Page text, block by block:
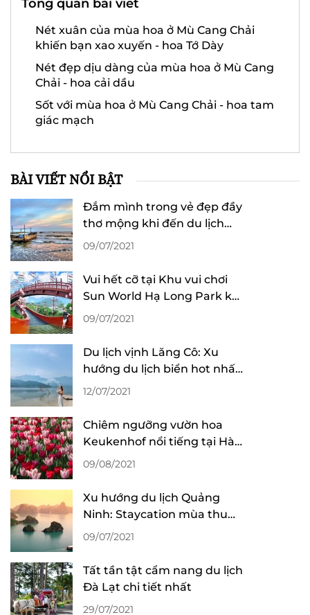
Tổng quan bài viết
Nét xuân của mùa hoa ở Mù Cang Chải
khiến bạn xao xuyến - hoa Tớ Dày
Nét đẹp dịu dàng của mùa hoa ở Mù Cang
Chải - hoa cải dầu
Sốt với mùa hoa ở Mù Cang Chải - hoa tam
giác mạch
BÀI VIẾT NỔI BẬT
Đắm mình trong vẻ đẹp đầy
thơ mộng khi đến du lịch
biển Trà Cổ
09/07/2021
Vui hết cỡ tại Khu vui chơi
Sun World Hạ Long Park khi
du lịch Quảng Ninh
09/07/2021
Du lịch vịnh Lăng Cô: Xu
hướng du lịch biển hot nhất
tại Huế
12/07/2021
Chiêm ngưỡng vườn hoa
Keukenhof nổi tiếng tại Hà
Lan
09/08/2021
Xu hướng du lịch Quảng
Ninh: Staycation mùa thu
đông lên ngôi
09/07/2021
Tất tần tật cẩm nang du lịch
Đà Lạt chi tiết nhất
29/07/2021